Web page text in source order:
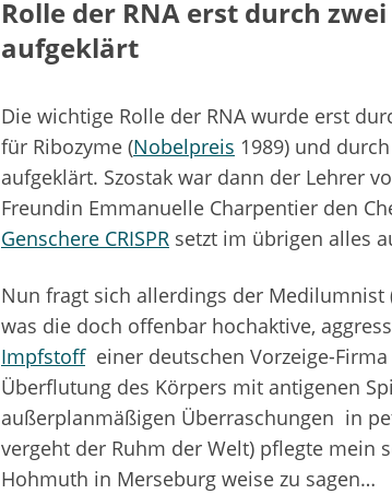
Rolle der RNA erst durch
aufgeklärt
Die wichtige Rolle der RNA wurde erst
für Ribozyme (Nobelpreis 1989) und
aufgeklärt. Szostak war dann der Lehrer
Freundin Emmanuelle Charpentier den
Genschere CRISPR setzt im übrigen alles
Nun fragt sich allerdings der Medilumnist
was die doch offenbar hochaktive,
Impfstoffeiner deutschen Vorzeige-
Überflutung des Körpers mit antigenen
außerplanmäßigen Überraschungen in
vergeht der Ruhm der Welt) pflegte mein
Hohmuth in Merseburg weise zu sagen…